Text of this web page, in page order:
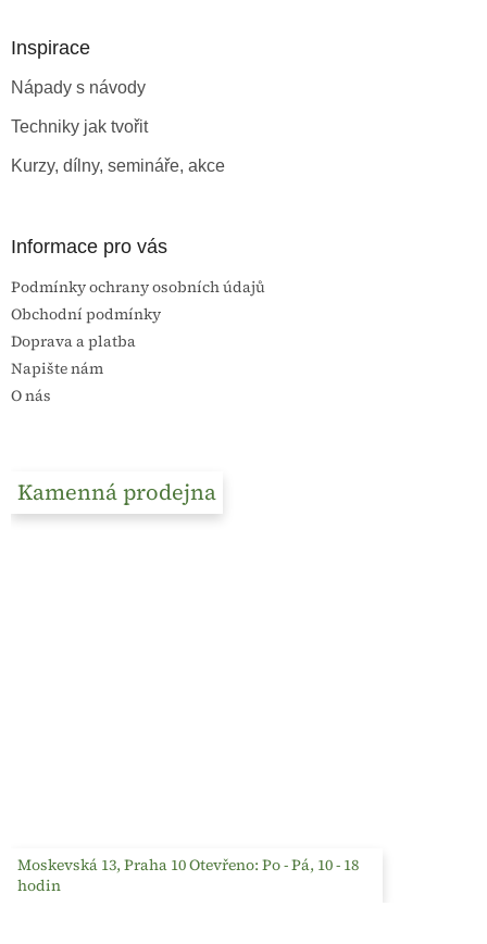
Inspirace
Nápady s návody
Techniky jak tvořit
Kurzy, dílny, semináře, akce
Informace pro vás
Podmínky ochrany osobních údajů
Obchodní podmínky
Doprava a platba
Napište nám
O nás
Kamenná prodejna
Moskevská 13, Praha 10 Otevřeno: Po - Pá, 10 - 18
hodin